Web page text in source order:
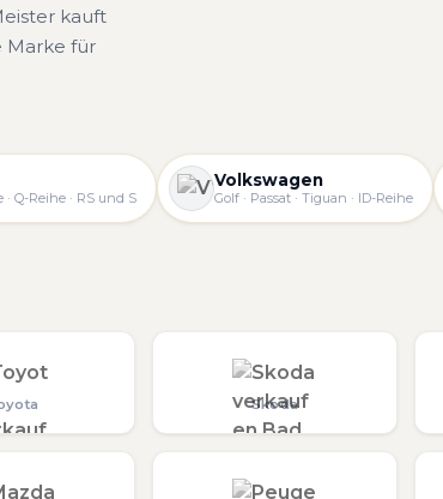
kauft
Marke für
· Q-Reihe · RS und S
Volkswagen
Golf · Passat · Tiguan · ID-Reihe
Skoda